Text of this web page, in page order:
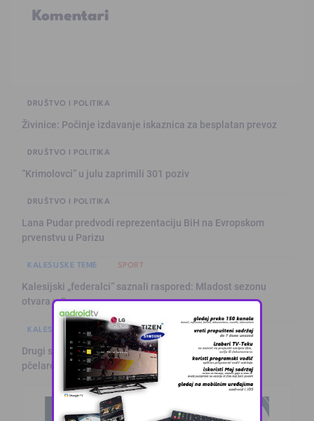
Komentari
DRUŠTVO I POLITIKA
Živinice: Počinje izdavanje iskaznica za besplatan prevoz
DRUŠTVO I POLITIKA
“Krimolovci” u julu zaprimili 301 poziv
DRUŠTVO I POLITIKA
Lana Pudar predvodi reprezentaciju BiH na Evropskom
prvenstvu u Parizu
KALESIJSKE TEME SPORT
Kalesijski „federalci“ saznali raspored: Mladost sezonu
otvara u S …
KALESIJSKE TEME
Drugi sajam meda i zdravog življenja u Kalesiji okupio
pčelare i lju …